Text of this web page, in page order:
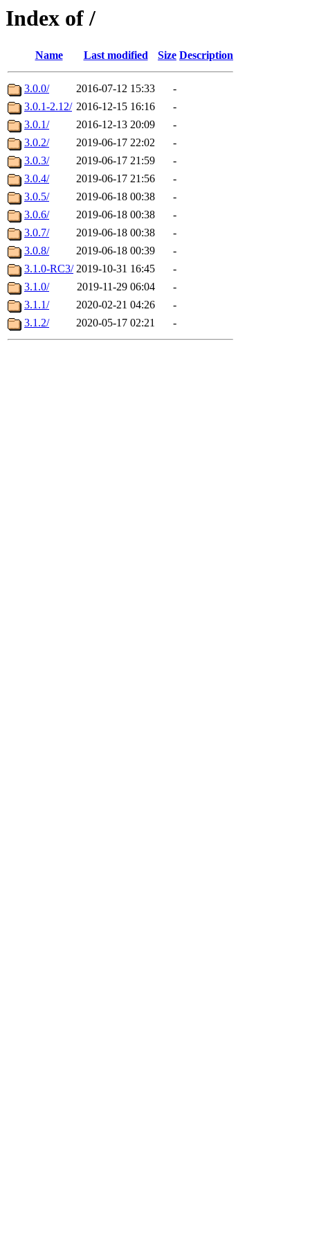
Index of /
Name Last modified Size Description
3.0.0/ 2016-07-12 15:33
-
3.0.1-2.12/ 2016-12-15 16:16
-
3.0.1/
2016-12-13 20:09
-
3.0.2/
2019-06-17 22:02
-
3.0.3/
2019-06-17 21:59
-
3.0.4/
2019-06-17 21:56
-
3.0.5/
2019-06-18 00:38
-
3.0.6/
2019-06-18 00:38
-
3.0.7/
2019-06-18 00:38
-
3.0.8/
2019-06-18 00:39
-
3.1.0-RC3/ 2019-10-31 16:45
-
3.1.0/
2019-11-29 06:04
-
3.1.1/
2020-02-21 04:26
-
3.1.2/
2020-05-17 02:21 -